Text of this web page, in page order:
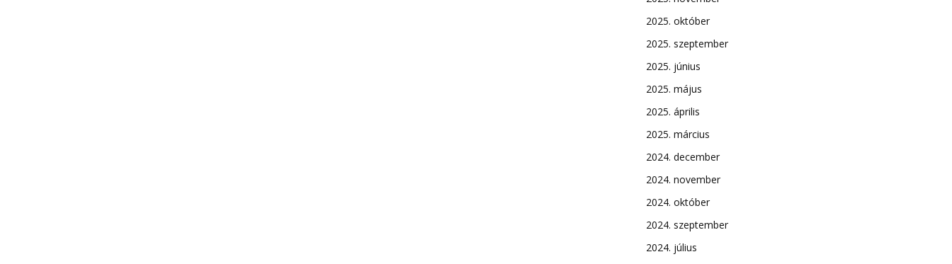
2025. október
2025. szeptember
2025. június
2025. május
2025. április
2025. március
2024. december
2024. november
2024. október
2024. szeptember
2024. július